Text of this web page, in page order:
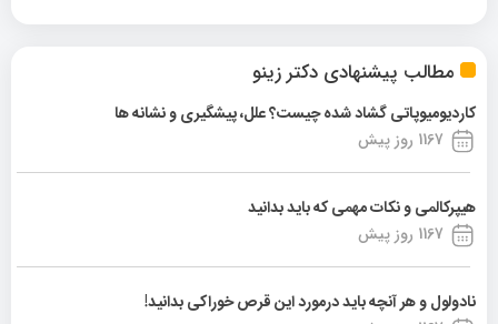
مطالب پیشنهادی دکتر زینو
کاردیومیوپاتی گشاد شده چیست؟ علل، پیشگیری و نشانه ها
1167 روز پیش
هیپرکالمی و نکات مهمی که باید بدانید
1167 روز پیش
نادولول و هر آنچه باید درمورد این قرص خوراکی بدانید!